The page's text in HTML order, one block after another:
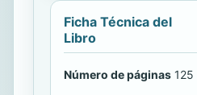
Ficha Técnica del
Libro
Número de páginas 125